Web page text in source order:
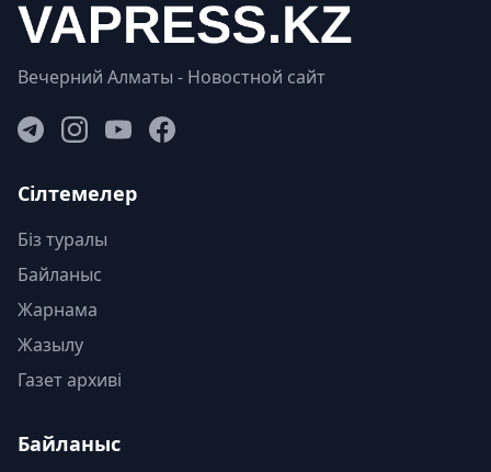
Вечерний Алматы - Новостной сайт
Сілтемелер
Біз туралы
Байланыс
Жарнама
Жазылу
Газет архиві
Байланыс